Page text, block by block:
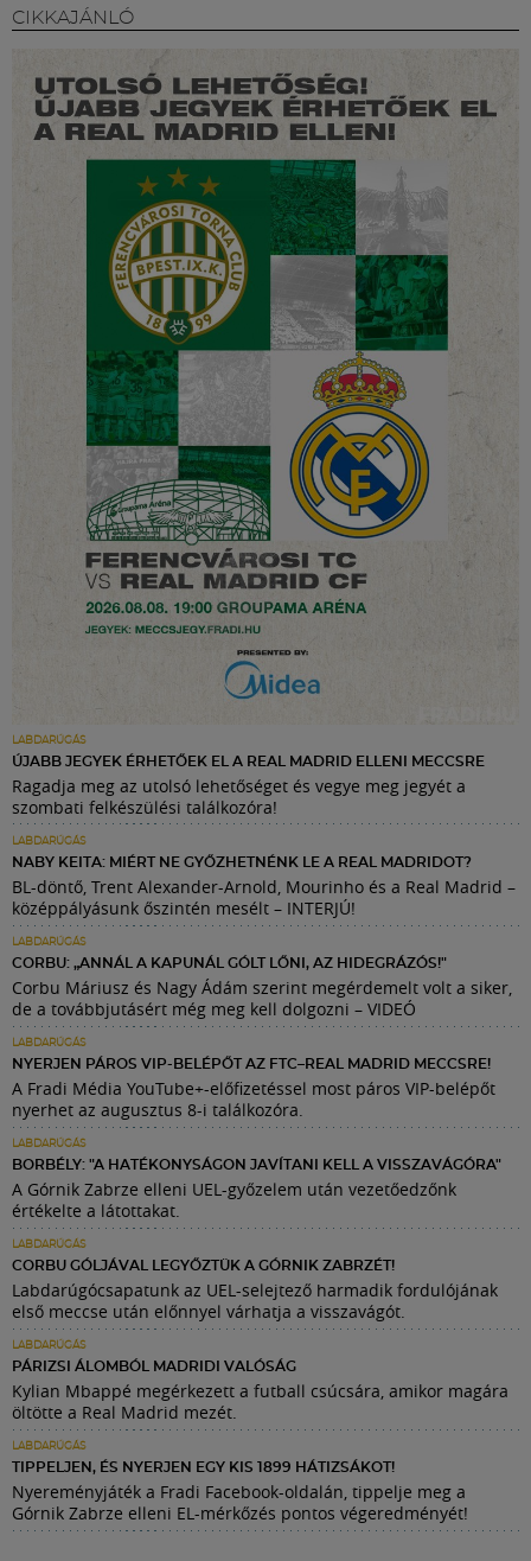
CIKKAJÁNLÓ
LABDARÚGÁS
ÚJABB JEGYEK ÉRHETŐEK EL A REAL MADRID ELLENI MECCSRE
Ragadja meg az utolsó lehetőséget és vegye meg jegyét a
szombati felkészülési találkozóra!
LABDARÚGÁS
NABY KEITA: MIÉRT NE GYŐZHETNÉNK LE A REAL MADRIDOT?
BL-döntő, Trent Alexander-Arnold, Mourinho és a Real Madrid –
középpályásunk őszintén mesélt – INTERJÚ!
LABDARÚGÁS
CORBU: „ANNÁL A KAPUNÁL GÓLT LŐNI, AZ HIDEGRÁZÓS!"
Corbu Máriusz és Nagy Ádám szerint megérdemelt volt a siker,
de a továbbjutásért még meg kell dolgozni – VIDEÓ
LABDARÚGÁS
NYERJEN PÁROS VIP-BELÉPŐT AZ FTC–REAL MADRID MECCSRE!
A Fradi Média YouTube+-előfizetéssel most páros VIP-belépőt
nyerhet az augusztus 8-i találkozóra.
LABDARÚGÁS
BORBÉLY: "A HATÉKONYSÁGON JAVÍTANI KELL A VISSZAVÁGÓRA"
A Górnik Zabrze elleni UEL-győzelem után vezetőedzőnk
értékelte a látottakat.
LABDARÚGÁS
CORBU GÓLJÁVAL LEGYŐZTÜK A GÓRNIK ZABRZÉT!
Labdarúgócsapatunk az UEL-selejtező harmadik fordulójának
első meccse után előnnyel várhatja a visszavágót.
LABDARÚGÁS
PÁRIZSI ÁLOMBÓL MADRIDI VALÓSÁG
Kylian Mbappé megérkezett a futball csúcsára, amikor magára
öltötte a Real Madrid mezét.
LABDARÚGÁS
TIPPELJEN, ÉS NYERJEN EGY KIS 1899 HÁTIZSÁKOT!
Nyereményjáték a Fradi Facebook-oldalán, tippelje meg a
Górnik Zabrze elleni EL-mérkőzés pontos végeredményét!